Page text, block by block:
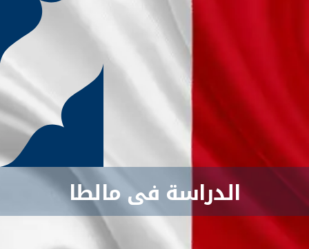
الدراسة فى مالطا